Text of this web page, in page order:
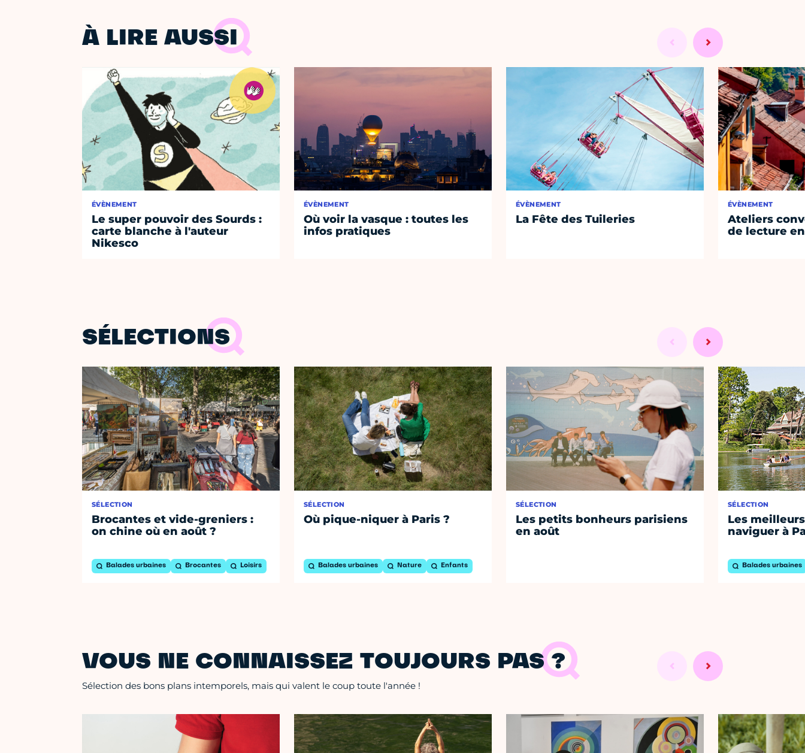
À LIRE AUSSI
ÉVÈNEMENT
Le super pouvoir des Sourds :
carte blanche à l'auteur
Nikesco
ÉVÈNEMENT
Où voir la vasque : toutes les
infos pratiques
ÉVÈNEMENT
La Fête des Tuileries
ÉVÈNEMENT
Ateliers
de lecture
SÉLECTIONS
SÉLECTION
Brocantes et vide-greniers :
on chine où en août ?
Balades urbaines Brocantes Loisirs
SÉLECTION
Où pique-niquer à Paris ?
Balades urbaines Nature Enfants
SÉLECTION
Les petits bonheurs parisiens
en août
SÉLECTION
Les
naviguer à
Balades urbaines
VOUS NE CONNAISSEZ TOUJOURS PAS ?
Sélection des bons plans intemporels, mais qui valent le coup toute l'année !